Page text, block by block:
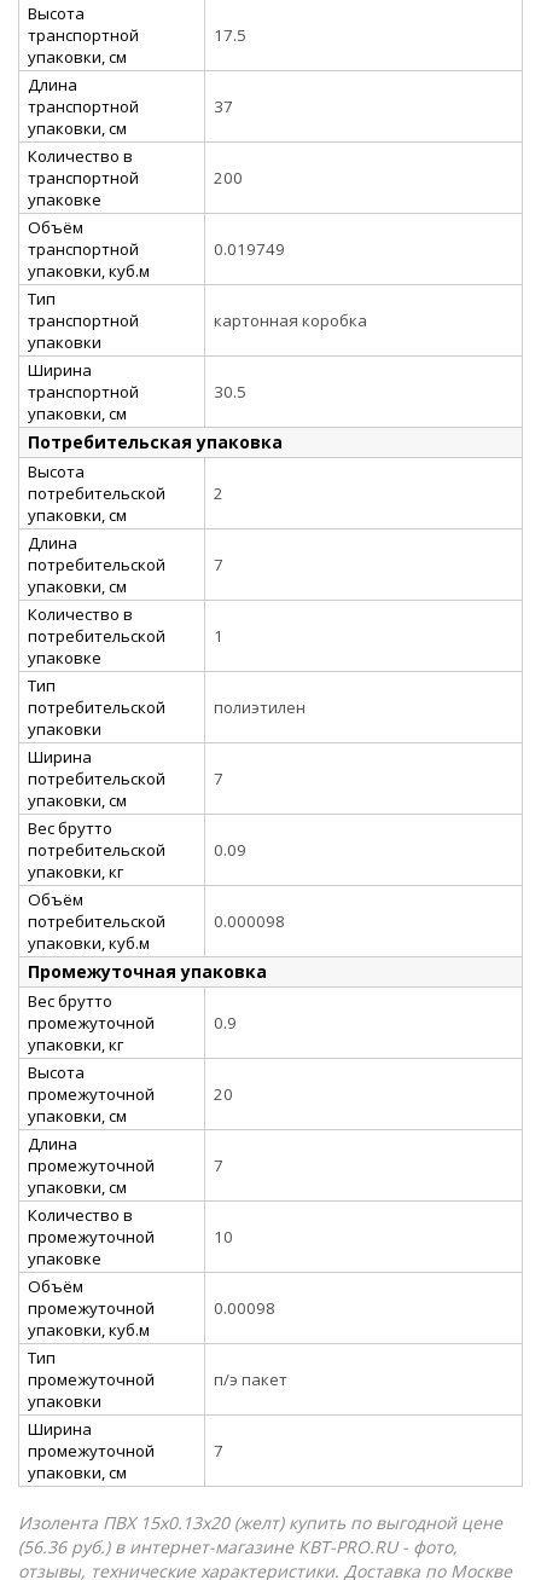
Высота
транспортной
упаковки, см
17.5
Длина
транспортной
упаковки, см
37
Количество в
транспортной
упаковке
200
Объём
транспортной
упаковки, куб.м
0.019749
Тип
транспортной
упаковки
картонная коробка
Ширина
транспортной
упаковки, см
30.5
Потребительская упаковка
Высота
потребительской
упаковки, см
2
Длина
потребительской
упаковки, см
7
Количество в
потребительской
упаковке
1
Тип
потребительской
упаковки
полиэтилен
Ширина
потребительской
упаковки, см
7
Вес брутто
потребительской
упаковки, кг
0.09
Объём
потребительской
упаковки, куб.м
0.000098
Промежуточная упаковка
Вес брутто
промежуточной
упаковки, кг
0.9
Высота
промежуточной
упаковки, см
20
Длина
промежуточной
упаковки, см
7
Количество в
промежуточной
упаковке
10
Объём
промежуточной
упаковки, куб.м
0.00098
Тип
промежуточной
упаковки
п/э пакет
Ширина
промежуточной
упаковки, см
7
Изолента ПВХ 15x0.13х20 (желт) купить по выгодной цене
(56.36 руб.) в интернет-магазине КВТ-PRO.RU - фото,
отзывы, технические характеристики. Доставка по Москве